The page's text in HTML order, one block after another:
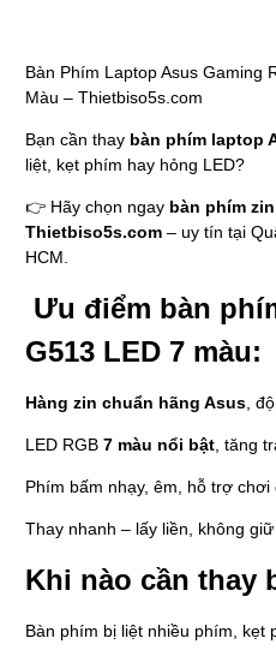
Bàn Phím Laptop Asus Gaming
Màu – Thietbiso5s.com
Bạn cần thay bàn phím laptop
liệt, kẹt phím hay hỏng LED?
👉 Hãy chọn ngay bàn phím
Thietbiso5s.com – uy tín tại
HCM.
Ưu điểm bàn
G513 LED 7 màu:
Hàng zin chuẩn hãng Asus,
LED RGB 7 màu nổi bật, tăng
Phím bấm nhạy, êm, hỗ trợ
Thay nhanh – lấy liền, không
Khi nào cần thay
Bàn phím bị liệt nhiều phím, kẹt